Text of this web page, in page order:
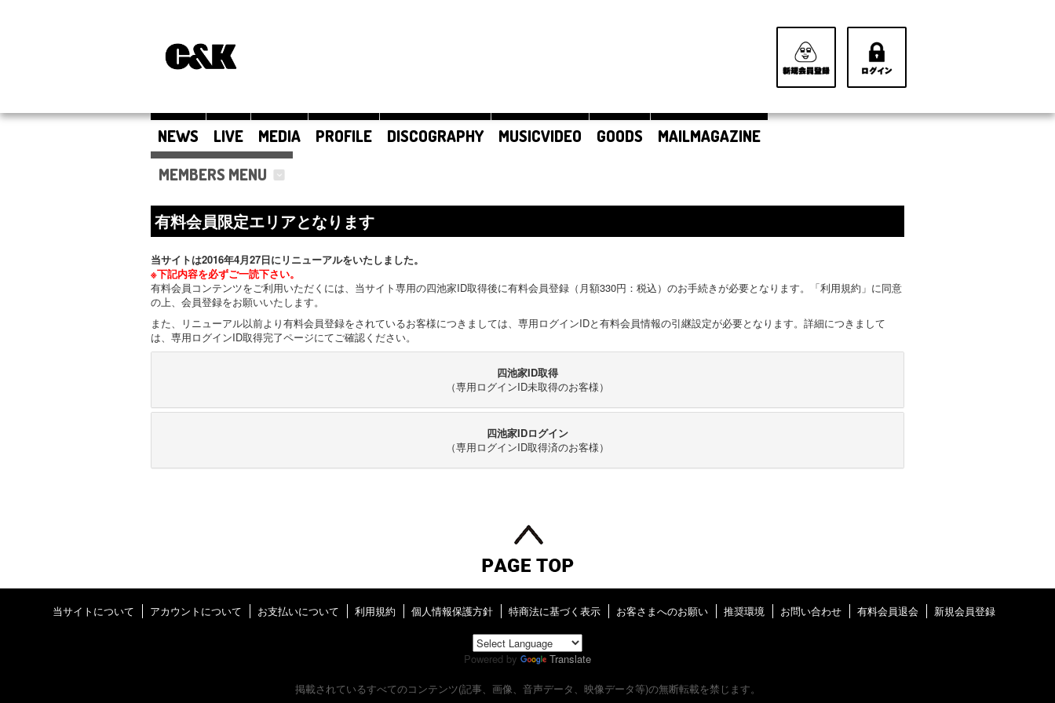
NEWS LIVE MEDIA PROFILE DISCOGRAPHY MUSICVIDEO GOODS
MAILMAGAZINE
MEMBERS MENU
有料会員限定エリアとなります
当サイトは2016年4月27日にリニューアルをいたしました。
※下記内容を必ずご一読下さい。
有料会員コンテンツをご利用いただくには、当サイト専用の四池家ID取得後に有料会員登録（月額330円：税込）のお手続きが必要となります。「利用規約」に同意
の上、会員登録をお願いいたします。
また、リニューアル以前より有料会員登録をされているお客様につきましては、専用ログインIDと有料会員情報の引継設定が必要となります。詳細につきまして
は、専用ログインID取得完了ページにてご確認ください。
四池家ID取得
（専用ログインID未取得のお客様）
四池家IDログイン
（専用ログインID取得済のお客様）
当サイトについて アカウントについて お支払いについて 利用規約 個人情報保護方針 特商法に基づく表示 お客さまへのお願い 推奨環境 お問い合わせ 有料会員退会 新規会員登録
Powered by
Translate
掲載されているすべてのコンテンツ(記事、画像、音声データ、映像データ等)の無断転載を禁じます。